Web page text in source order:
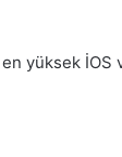
yüksek